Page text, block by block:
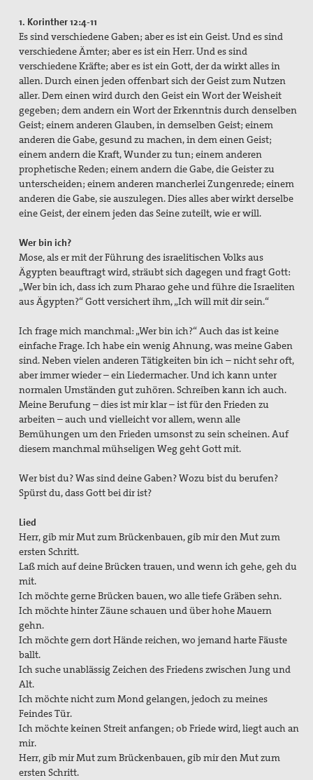
1. Korinther 12:4-11
Es sind verschiedene Gaben; aber es ist ein Geist. Und es sind
verschiedene Ämter; aber es ist ein Herr. Und es sind
verschiedene Kräfte; aber es ist ein Gott, der da wirkt alles in
allen. Durch einen jeden offenbart sich der Geist zum Nutzen
aller. Dem einen wird durch den Geist ein Wort der Weisheit
gegeben; dem andern ein Wort der Erkenntnis durch denselben
Geist; einem anderen Glauben, in demselben Geist; einem
anderen die Gabe, gesund zu machen, in dem einen Geist;
einem andern die Kraft, Wunder zu tun; einem anderen
prophetische Reden; einem andern die Gabe, die Geister zu
unterscheiden; einem anderen mancherlei Zungenrede; einem
anderen die Gabe, sie auszulegen. Dies alles aber wirkt derselbe
eine Geist, der einem jeden das Seine zuteilt, wie er will.
Wer bin ich?
Mose, als er mit der Führung des israelitischen Volks aus
Ägypten beauftragt wird, sträubt sich dagegen und fragt Gott:
„Wer bin ich, dass ich zum Pharao gehe und führe die Israeliten
aus Ägypten?“ Gott versichert ihm, „Ich will mit dir sein.“
Ich frage mich manchmal: „Wer bin ich?“ Auch das ist keine
einfache Frage. Ich habe ein wenig Ahnung, was meine Gaben
sind. Neben vielen anderen Tätigkeiten bin ich – nicht sehr oft,
aber immer wieder – ein Liedermacher. Und ich kann unter
normalen Umständen gut zuhören. Schreiben kann ich auch.
Meine Berufung – dies ist mir klar – ist für den Frieden zu
arbeiten – auch und vielleicht vor allem, wenn alle
Bemühungen um den Frieden umsonst zu sein scheinen. Auf
diesem manchmal mühseligen Weg geht Gott mit.
Wer bist du? Was sind deine Gaben? Wozu bist du berufen?
Spürst du, dass Gott bei dir ist?
Lied
Herr, gib mir Mut zum Brückenbauen, gib mir den Mut zum
ersten Schritt.
Laß mich auf deine Brücken trauen, und wenn ich gehe, geh du
mit.
Ich möchte gerne Brücken bauen, wo alle tiefe Gräben sehn.
Ich möchte hinter Zäune schauen und über hohe Mauern
gehn.
Ich möchte gern dort Hände reichen, wo jemand harte Fäuste
ballt.
Ich suche unablässig Zeichen des Friedens zwischen Jung und
Alt.
Ich möchte nicht zum Mond gelangen, jedoch zu meines
Feindes Tür.
Ich möchte keinen Streit anfangen; ob Friede wird, liegt auch an
mir.
Herr, gib mir Mut zum Brückenbauen, gib mir den Mut zum
ersten Schritt.